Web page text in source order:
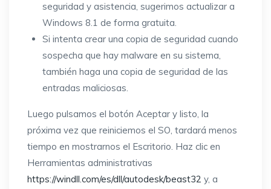
seguridad y asistencia, sugerimos actualizar a
Windows 8.1 de forma gratuita.
Si intenta crear una copia de seguridad cuando
sospecha que hay malware en su sistema,
también haga una copia de seguridad de las
entradas maliciosas.
Luego pulsamos el botón Aceptar y listo, la
próxima vez que reiniciemos el SO, tardará menos
tiempo en mostrarnos el Escritorio. Haz clic en
Herramientas administrativas
https://windll.com/es/dll/autodesk/beast32 y, a